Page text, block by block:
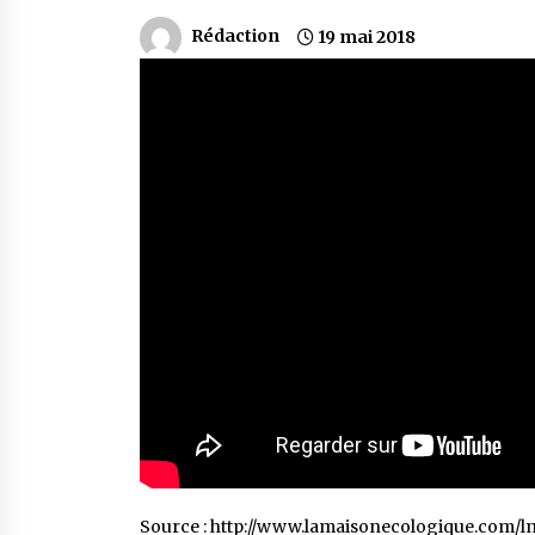
Rédaction 19 mai 2018
Source : http://